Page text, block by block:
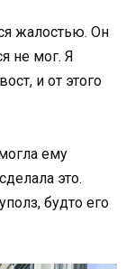
жалостью. Он
не мог. Я
и от этого
ему
это.
будто его